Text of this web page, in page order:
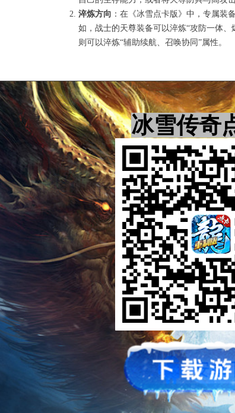
淬炼方向 ：在《冰雪点卡版》中，专属装
如，战士的天尊装备可以淬炼“攻防一体
则可以淬炼“辅助续航、召唤协同”属性。
冰雪传奇